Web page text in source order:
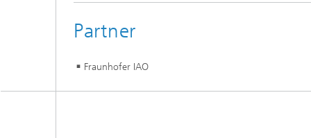
Partner
Fraunhofer IAO